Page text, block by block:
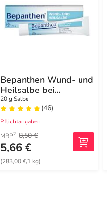
Bepanthen Wund- und
Heilsalbe bei
oberflächlichen
Hautverletzungen
20 g Salbe
(46)
Pflichtangaben
MRP2 8,50 €
5,66 €
(283,00 €/1 kg)